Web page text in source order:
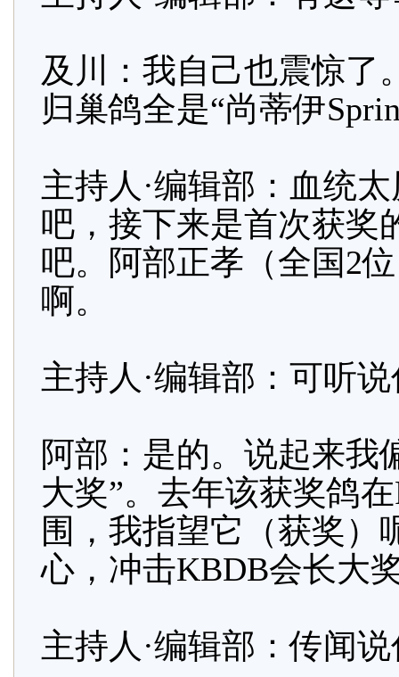
及川：我自己也震惊了
归巢鸽全是“尚蒂伊
主持人·编辑部：血统
吧，接下来是首次获奖
吧。阿部正孝（全国2
啊。
主持人·编辑部：可听
阿部：是的。说起来我
大奖”。去年该获奖鸽
围，我指望它（获奖）
心，冲击KBDB会长大
主持人·编辑部：传闻